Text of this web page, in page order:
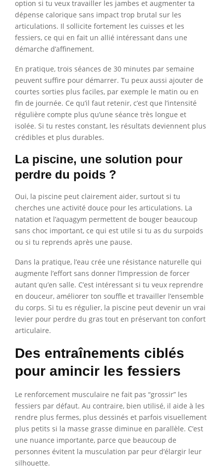
option si tu veux travailler les jambes et augmenter ta
dépense calorique sans impact trop brutal sur les
articulations. Il sollicite fortement les cuisses et les
fessiers, ce qui en fait un allié intéressant dans une
démarche d’affinement.
En pratique, trois séances de 30 minutes par semaine
peuvent suffire pour démarrer. Tu peux aussi ajouter de
courtes sorties plus faciles, par exemple le matin ou en
fin de journée. Ce qu’il faut retenir, c’est que l’intensité
régulière compte plus qu’une séance très longue et
isolée. Si tu restes constant, les résultats deviennent plus
crédibles et plus durables.
La piscine, une solution pour
perdre du poids ?
Oui, la piscine peut clairement aider, surtout si tu
cherches une activité douce pour les articulations. La
natation et l’aquagym permettent de bouger beaucoup
sans choc important, ce qui est utile si tu as du surpoids
ou si tu reprends après une pause.
Dans la pratique, l’eau crée une résistance naturelle qui
augmente l’effort sans donner l’impression de forcer
autant qu’en salle. C’est intéressant si tu veux reprendre
en douceur, améliorer ton souffle et travailler l’ensemble
du corps. Si tu es régulier, la piscine peut devenir un vrai
levier pour perdre du gras tout en préservant ton confort
articulaire.
Des entraînements ciblés
pour amincir les fessiers
Le renforcement musculaire ne fait pas “grossir” les
fessiers par défaut. Au contraire, bien utilisé, il aide à les
rendre plus fermes, plus dessinés et parfois visuellement
plus petits si la masse grasse diminue en parallèle. C’est
une nuance importante, parce que beaucoup de
personnes évitent la musculation par peur d’élargir leur
silhouette.